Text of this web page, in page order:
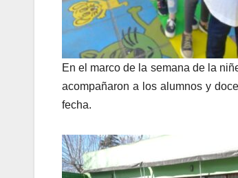
En el marco de la semana de la
acompañaron a los alumnos y
fecha.